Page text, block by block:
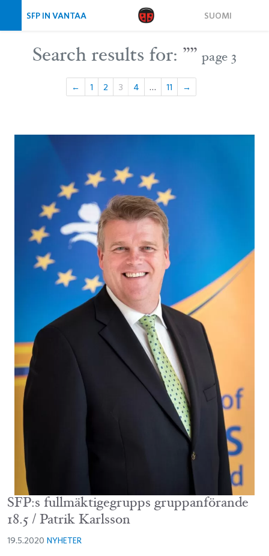
SFP IN VANTAA SUOMI
Search results for: ”” page 3
Sidnumrering för inlägg
← Page
1 Page
2 Page
3 Page
4 … Page
11 →
SFP:s fullmäktigegrupps gruppanförande
18.5 / Patrik Karlsson
19.5.2020 NYHETER